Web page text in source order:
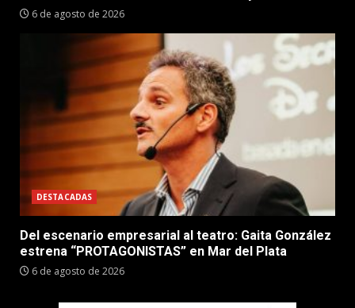
6 de agosto de 2026
DESTACADAS
Del escenario empresarial al teatro: Gaita González
estrena “PROTAGONISTAS” en Mar del Plata
6 de agosto de 2026